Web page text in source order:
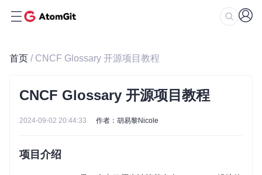
首页 / CNCF Glossary 开源项目教程
CNCF Glossary 开源项目教程
2024-09-02 20:44:33 作者：胡易黎Nicole
项目介绍